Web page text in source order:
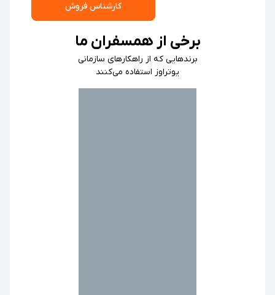
کارشناس فروش
برخی از همسفران ما
برندهایی که از راهکارهای سازمانی
یوتراوز استفاده می‌کنند